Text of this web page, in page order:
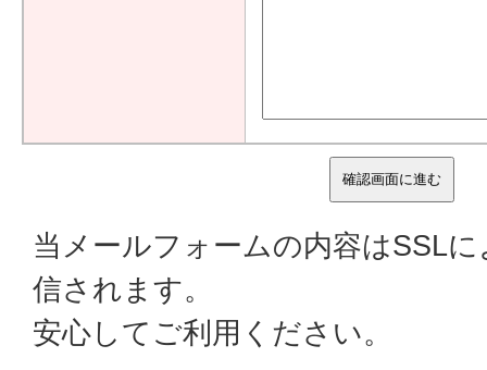
当メールフォームの内容はSSL
信されます。
安心してご利用ください。